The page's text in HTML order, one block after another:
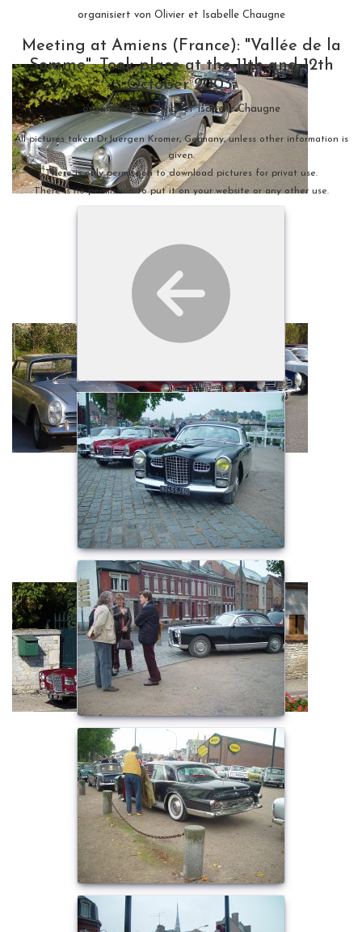
organisiert von Olivier et Isabelle Chaugne
Meeting at Amiens (France): "Vallée de la
Somme". Took place at the 11th and 12th
October 2003.
organized by Olivier et Isabelle Chaugne
All pictures taken Dr.Juergen Kromer, Germany, unless other information is
given.
There is only permission to download pictures for privat use.
There is no permission to put it on your website or any other use.